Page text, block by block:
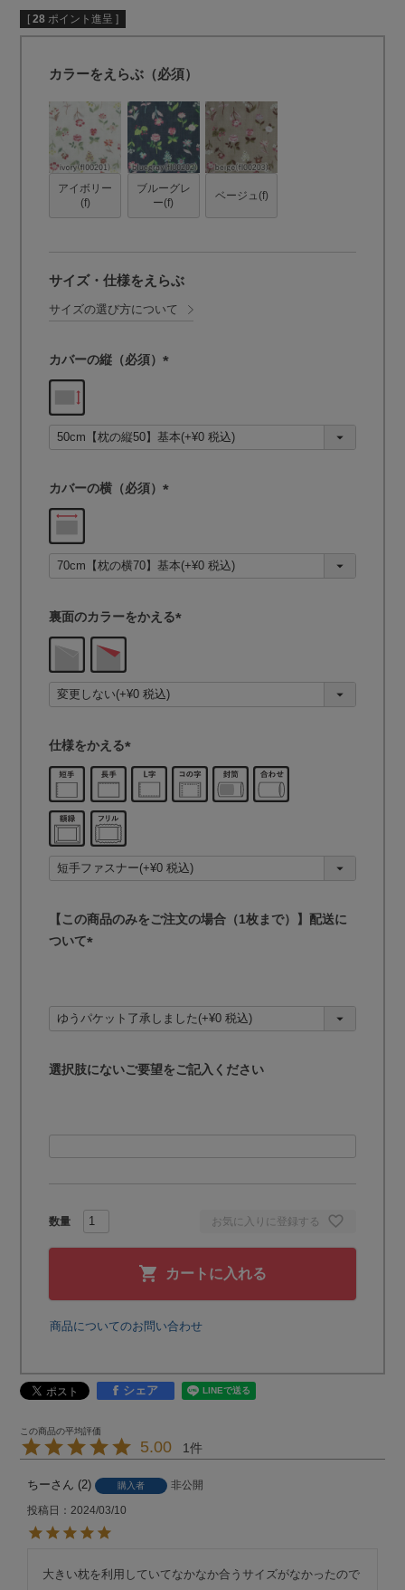
[ 28 ポイント進呈 ]
カラーをえらぶ（必須）
アイボリー
(f)
ブルーグレ
ー(f)
ベージュ(f)
お気に入りに登録する
カートに入れる
サイズ・仕様をえらぶ
サイズの選び方について
カバーの縦（必須）
須
)
カバーの横（必須）
須
)
裏面のカラーをかえる
須
)
仕様をかえる
(
須
【この商品のみをご注文の場合（1枚まで）】配送に
ついて
須
)
選択肢にないご要望をご記入ください
商品についてのお問い合わせ
シェア
5.00 1
ちー 2 購入者
非公開
投稿日
2024/03/10
大きい枕を利用していてなかなか合うサイズがなかったので